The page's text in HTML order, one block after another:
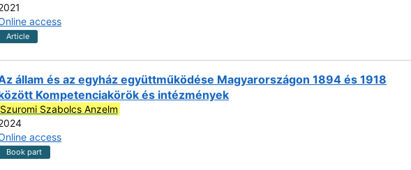
access
Article
állam és az egyház együttműködése Magyarországon 1894 és 1918
Kompetenciakörök és intézmények
Szuromi Szabolcs Anzelm
access
Book part